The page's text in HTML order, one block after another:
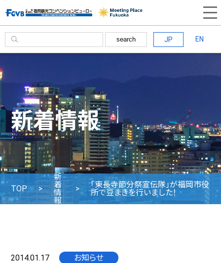
search JP EN
新着情報
TOP
新
着
情
報
「東長寺節分祭宣伝隊」が福岡市役
所で豆まきを行いました！
2014.01.17 お知らせ